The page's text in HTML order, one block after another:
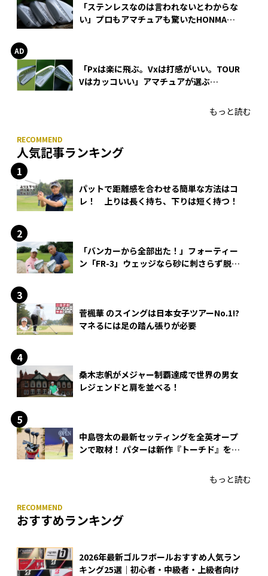
「ステンレスなのは言われないとわからな
い」プロもアマチュアも驚いたHONMA
「Pxは楽に飛ぶ。Vxは打感がいい。TOUR
Vはカッコいい」アマチュアが選ぶ
もっと読む
人気記事ランキング
パットで距離感を合わせる簡単な方法はコ
レ！ 上りは長く持ち、下りは短く持つ！
「バンカーから全部出た！」フォーティー
ン「FR-3」ウェッジなら砂に刺さらず脱出
菅楓華 のスイングは日本女子ツアーNo.1!?
マネるには足の踏ん張りが必要
桑木志帆がメジャー制覇達成で世界の男女
レジェンドと肩を並べる！
中島啓太の最新セッティングを全英オープ
ンで取材！ パターは新作『トーチド』を投
もっと読む
おすすめランキング
2026年最新ゴルフボールおすすめ人気ラン
キング25選｜初心者・中級者・上級者向け